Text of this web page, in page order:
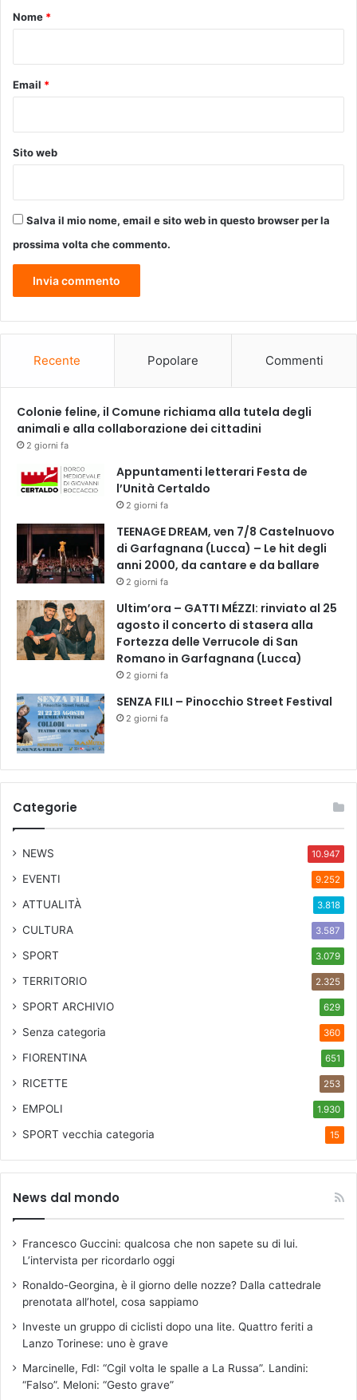
r
b
c
o
Nome *
Email *
Sito web
Salva il mio nome, email e sito web in questo browser per la
prossima volta che commento.
Recente Popolare Commenti
Colonie feline, il Comune richiama alla tutela degli
animali e alla collaborazione dei cittadini
2 giorni fa
Appuntamenti letterari Festa de
l’Unità Certaldo
2 giorni fa
TEENAGE DREAM, ven 7/8 Castelnuovo
di Garfagnana (Lucca) – Le hit degli
anni 2000, da cantare e da ballare
2 giorni fa
Ultim’ora – GATTI MÉZZI: rinviato al 25
agosto il concerto di stasera alla
Fortezza delle Verrucole di San
Romano in Garfagnana (Lucca)
2 giorni fa
SENZA FILI – Pinocchio Street Festival
2 giorni fa
Categorie
NEWS 10.947
EVENTI 9.252
ATTUALITÀ 3.818
CULTURA 3.587
SPORT 3.079
TERRITORIO 2.325
SPORT ARCHIVIO 629
Senza categoria 360
FIORENTINA 651
RICETTE 253
EMPOLI 1.930
SPORT vecchia categoria 15
News dal mondo
Francesco Guccini: qualcosa che non sapete su di lui.
L’intervista per ricordarlo oggi
Ronaldo-Georgina, è il giorno delle nozze? Dalla cattedrale
prenotata all’hotel, cosa sappiamo
Investe un gruppo di ciclisti dopo una lite. Quattro feriti a
Lanzo Torinese: uno è grave
Marcinelle, FdI: “Cgil volta le spalle a La Russa”. Landini:
“Falso”. Meloni: “Gesto grave”